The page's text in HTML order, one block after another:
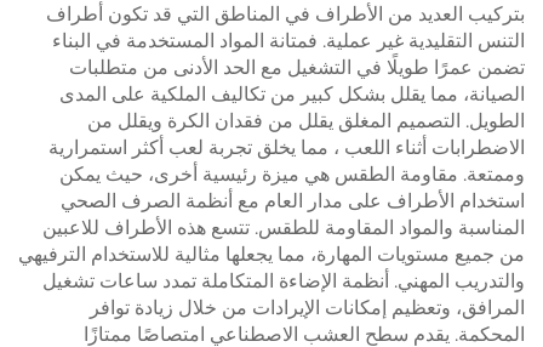
بتركيب العديد من الأطراف في المناطق التي قد تكون أطراف
التنس التقليدية غير عملية. فمتانة المواد المستخدمة في البناء
تضمن عمرًا طويلًا في التشغيل مع الحد الأدنى من متطلبات
الصيانة، مما يقلل بشكل كبير من تكاليف الملكية على المدى
الطويل. التصميم المغلق يقلل من فقدان الكرة ويقلل من
الاضطرابات أثناء اللعب ، مما يخلق تجربة لعب أكثر استمرارية
وممتعة. مقاومة الطقس هي ميزة رئيسية أخرى، حيث يمكن
استخدام الأطراف على مدار العام مع أنظمة الصرف الصحي
المناسبة والمواد المقاومة للطقس. تتسع هذه الأطراف للاعبين
من جميع مستويات المهارة، مما يجعلها مثالية للاستخدام الترفيهي
والتدريب المهني. أنظمة الإضاءة المتكاملة تمدد ساعات تشغيل
المرافق، وتعظيم إمكانات الإيرادات من خلال زيادة توافر
المحكمة. يقدم سطح العشب الاصطناعي امتصاصًا ممتازًا